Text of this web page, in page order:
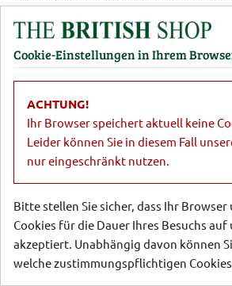
VISA unterzieht sich Nexi einer
Sicherheitsüberprüfung. Dabei erfüllt
die sog. PCI-Sicherheitsstandards
Data Security Standard - ein
allen wichtigen
wird), damit Sie sicher online bezahlen
Die Daten, die wir übergeben,
übertragen. Auch die Daten zum
wir keine Kenntnis von den
Datenübertragung an PayPal
Bei einer Zahlung mit PayPal erhalten
Cookie-Einstellungen in Ihrem
ACHTUNG!
Ihr Browser speichert aktuell keine
Leider können Sie in diesem Fall
nur eingeschränkt nutzen.
Bitte stellen Sie sicher, dass Ihr
Cookies für die Dauer Ihres Besuchs
akzeptiert. Unabhängig davon können
welche zustimmungspflichtigen